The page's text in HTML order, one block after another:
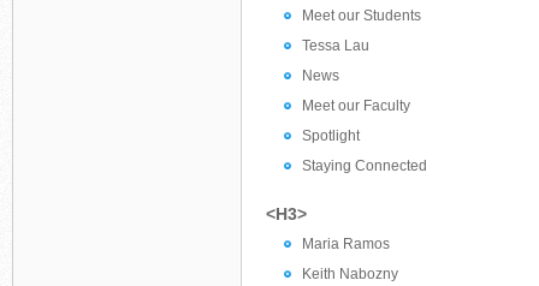
Meet our Students
Tessa Lau
News
Meet our Faculty
Spotlight
Staying Connected
<H3>
Maria Ramos
Keith Nabozny